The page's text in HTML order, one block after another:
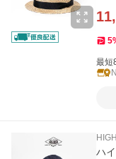
5
最短
ハ